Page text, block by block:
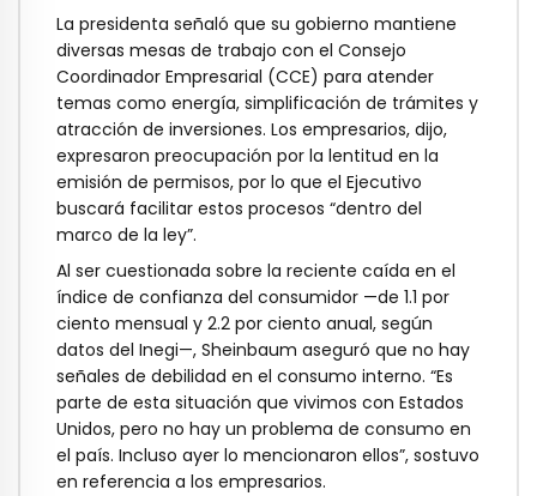
La presidenta señaló que su gobierno mantiene
diversas mesas de trabajo con el Consejo
Coordinador Empresarial (CCE) para atender
temas como energía, simplificación de trámites y
atracción de inversiones. Los empresarios, dijo,
expresaron preocupación por la lentitud en la
emisión de permisos, por lo que el Ejecutivo
buscará facilitar estos procesos “dentro del
marco de la ley”.
Al ser cuestionada sobre la reciente caída en el
índice de confianza del consumidor —de 1.1 por
ciento mensual y 2.2 por ciento anual, según
datos del Inegi—, Sheinbaum aseguró que no hay
señales de debilidad en el consumo interno. “Es
parte de esta situación que vivimos con Estados
Unidos, pero no hay un problema de consumo en
el país. Incluso ayer lo mencionaron ellos”, sostuvo
en referencia a los empresarios.